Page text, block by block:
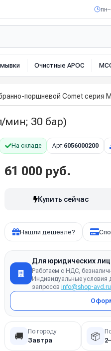
Очистные АРОС
поршневой Comet серия
мин; 30 бар)
На складе Арт:6056000200
61 000 руб.
Купить сейчас
Нашли дешевле?
Для юридических лиц
Работаем с НДС,
Индивидуальные условия
запросов info@shop-avd.ru
🚚 По городу
Завтра 📦